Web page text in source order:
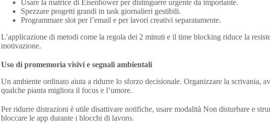
Usare la matrice di Eisenhower per distinguere urgente da importante.
Spezzare progetti grandi in task giornalieri gestibili.
Programmare slot per l’email e per lavori creativi separatamente.
L’applicazione di metodi come la regola dei 2 minuti e il time blocking riduce la
motivazione.
Uso di promemoria visivi e segnali ambientali
Un ambiente ordinato aiuta a ridurre lo sforzo decisionale. Organizzare la scrivania,
qualche pianta migliora il focus e l’umore.
Per ridurre distrazioni è utile disattivare notifiche, usare modalità Non disturbare e
bloccare le app durante i blocchi di lavoro.